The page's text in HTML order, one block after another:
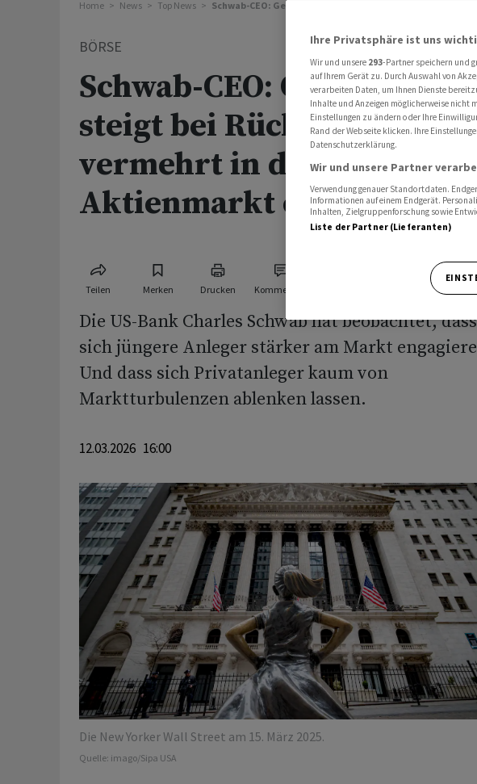
Home News Top News Schwab-CEO: Generation Z steigt bei Rückgängen
BÖRSE
Schwab-CEO: Generation Z
steigt bei Rückgängen
vermehrt in den
Aktienmarkt ein
Teilen Merken Drucken Kommentare
Die US-Bank Charles Schwab hat beobachtet, dass
sich jüngere Anleger stärker am Markt
Und dass sich Privatanleger kaum von
Marktturbulenzen ablenken lassen.
12.03.2026 16:00
Die New Yorker Wall Street am 15. März 2025.
Quelle: imago/Sipa USA
Ihre Privatsphäre ist uns
Wir und unsere 293-Partner speichern und
auf Ihrem Gerät zu. Durch Auswahl von
verarbeiten Daten, um Ihnen Dienste
Inhalte und Anzeigen möglicherweise nicht
Einstellungen zu ändern oder Ihre
Rand der Webseite klicken. Ihre
Datenschutzerklärung.
Wir und unsere Partner
Verwendung genauer Standortdaten.
Informationen auf einem Endgerät.
Inhalten, Zielgruppenforschung sowie
Liste der Partner (Lieferanten)